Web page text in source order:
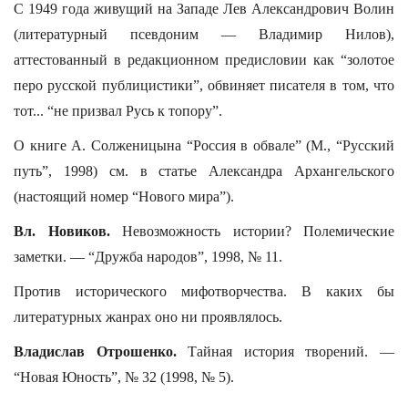
С 1949 года живущий на Западе Лев Александрович Волин
(литературный псевдоним — Владимир Нилов),
аттестованный в редакционном предисловии как “золотое
перо русской публицистики”, обвиняет писателя в том, что
тот... “не призвал Русь к топору”.
О книге А. Солженицына “Россия в обвале” (М., “Русский
путь”, 1998) см. в статье Александра Архангельского
(настоящий номер “Нового мира”).
Вл. Новиков.Невозможность истории? Полемические
заметки. — “Дружба народов”, 1998, № 11.
Против исторического мифотворчества. В каких бы
литературных жанрах оно ни проявлялось.
Владислав Отрошенко.Тайная история творений. —
“Новая Юность”, № 32 (1998, № 5).